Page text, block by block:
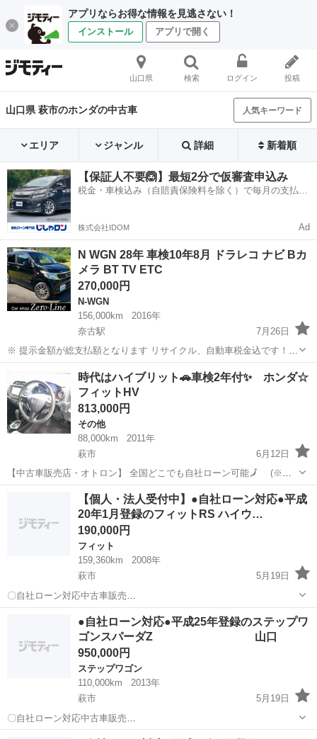
アプリならお得な情報を見逃さない！
インストール アプリで開く
山口県 検索 ログイン 投稿
山口県 萩市のホンダの中古車 人気キーワード
エリア ジャンル 詳細 新着順
【保証人不要🙆】最短2分で仮審査申込み
税金・車検込み（自賠責保険料を除く）で毎月の支払額
株式会社IDOM Ad
N WGN 28年 車検10年8月 ドラレコ ナビ Bカ
メラ BT TV ETC
270,000円
N-WGN
156,000km
2016年
奈古駅
7月26日
※ 提示金額が総支払額となります リサイクル、自動車税金込です！
いきなりの購入はキャンセルさせて頂きます。 県外登録陸送別となり
ます。 まず支払い能力がない、約束を守れない、調べれば分かること
やくだらない質問、値...
奈古駅 N-WGN ドラレコ
時代はハイブリット🚗車検2年付✨ ホンダ☆
フィットHV
813,000円
その他
88,000km
2011年
萩市
6月12日
【中古車販売店・オトロン】 全国どこでも自社ローン可能🗾 (※沖
縄/北海道/離島除く) ・ブラックリスト入り😞 ・自己破産/債務整理の
経験がある😱 ・自営業/個人事業主😥 ・転職したばかり/勤続年数が短
い😭...
その他 オトロン
【個人・法人受付中】●自社ローン対応●平成
20年1月登録のフィットRS ハイウ…
190,000円
フィット
159,360km
2008年
萩市
5月19日
〇自社ローン対応中古車販売
〇 ☆どなたでもローン
対応可能☆ １、勤続年数の短い方や自営業の方 ２、
パートをされる主婦の方や派遣社員の方 ...
フィット 車両
●自社ローン対応●平成25年登録のステップワ
ゴンスパーダZ 山口
950,000円
ステップワゴン
110,000km
2013年
萩市
5月19日
〇自社ローン対応中古車販売
〇 ☆どなたでもローン対
ステップワゴン 車両